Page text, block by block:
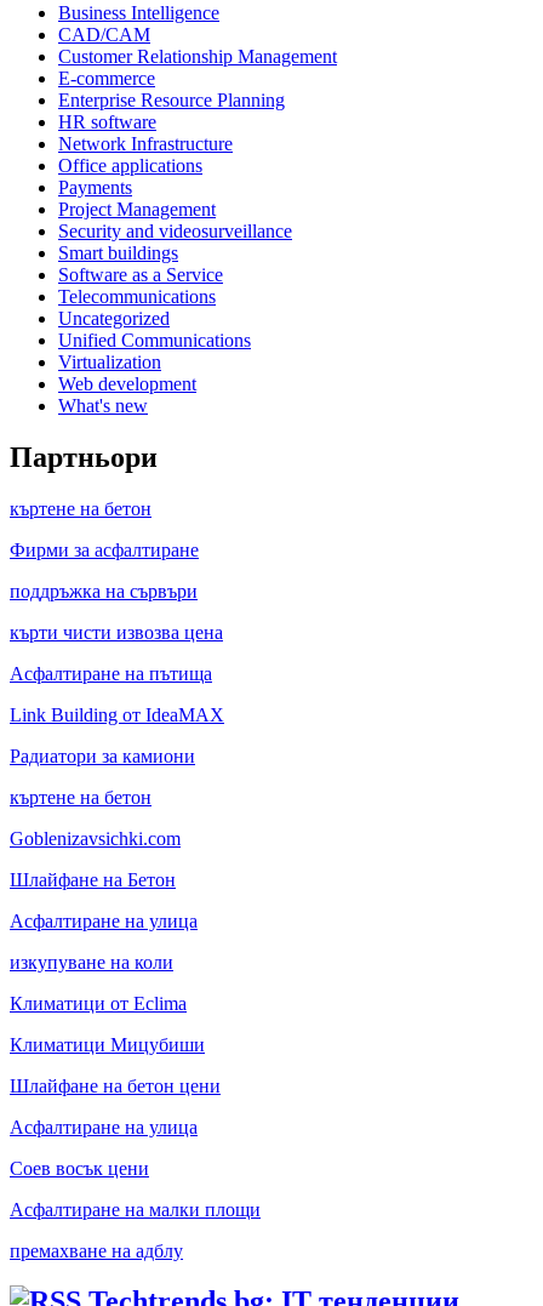
Business Intelligence
CAD/CAM
Customer Relationship Management
E-commerce
Enterprise Resource Planning
HR software
Network Infrastructure
Office applications
Payments
Project Management
Security and videosurveillance
Smart buildings
Software as a Service
Telecommunications
Uncategorized
Unified Communications
Virtualization
Web development
What's new
Партньори
къртене на бетон
Фирми за асфалтиране
поддръжка на сървъри
кърти чисти извозва цена
Асфалтиране на пътища
Link Building от IdeaMAX
Радиатори за камиони
къртене на бетон
Goblenizavsichki.com
Шлайфане на Бетон
Асфалтиране на улица
изкупуване на коли
Климатици от Eclima
Климатици Мицубиши
Шлайфане на бетон цени
Асфалтиране на улица
Соев восък цени
Асфалтиране на малки площи
премахване на адблу